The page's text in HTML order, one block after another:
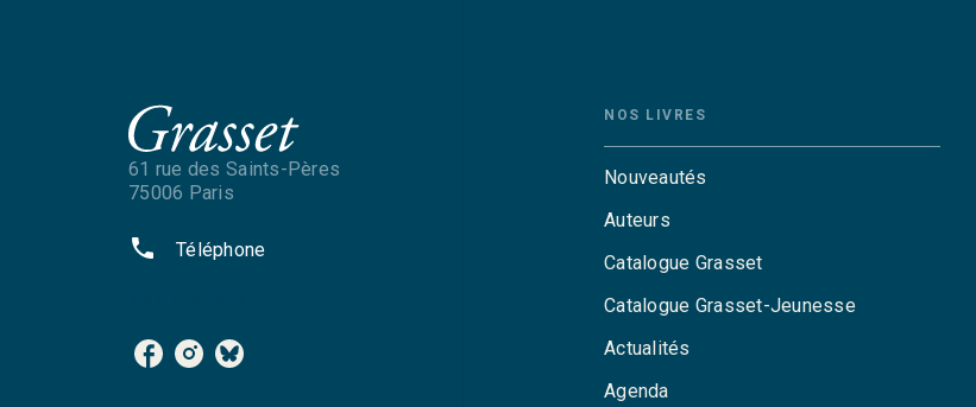
61 rue des Saints-Pères
75006 Paris
phone Téléphone
NOS LIVRES
Nouveautés
Auteurs
Catalogue Grasset
Catalogue Grasset-Jeunesse
Actualités
Agenda